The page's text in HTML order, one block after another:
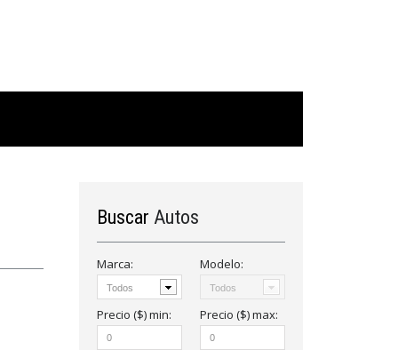
Buscar Autos
Marca: Modelo:
Precio ($)min: Precio ($)max: